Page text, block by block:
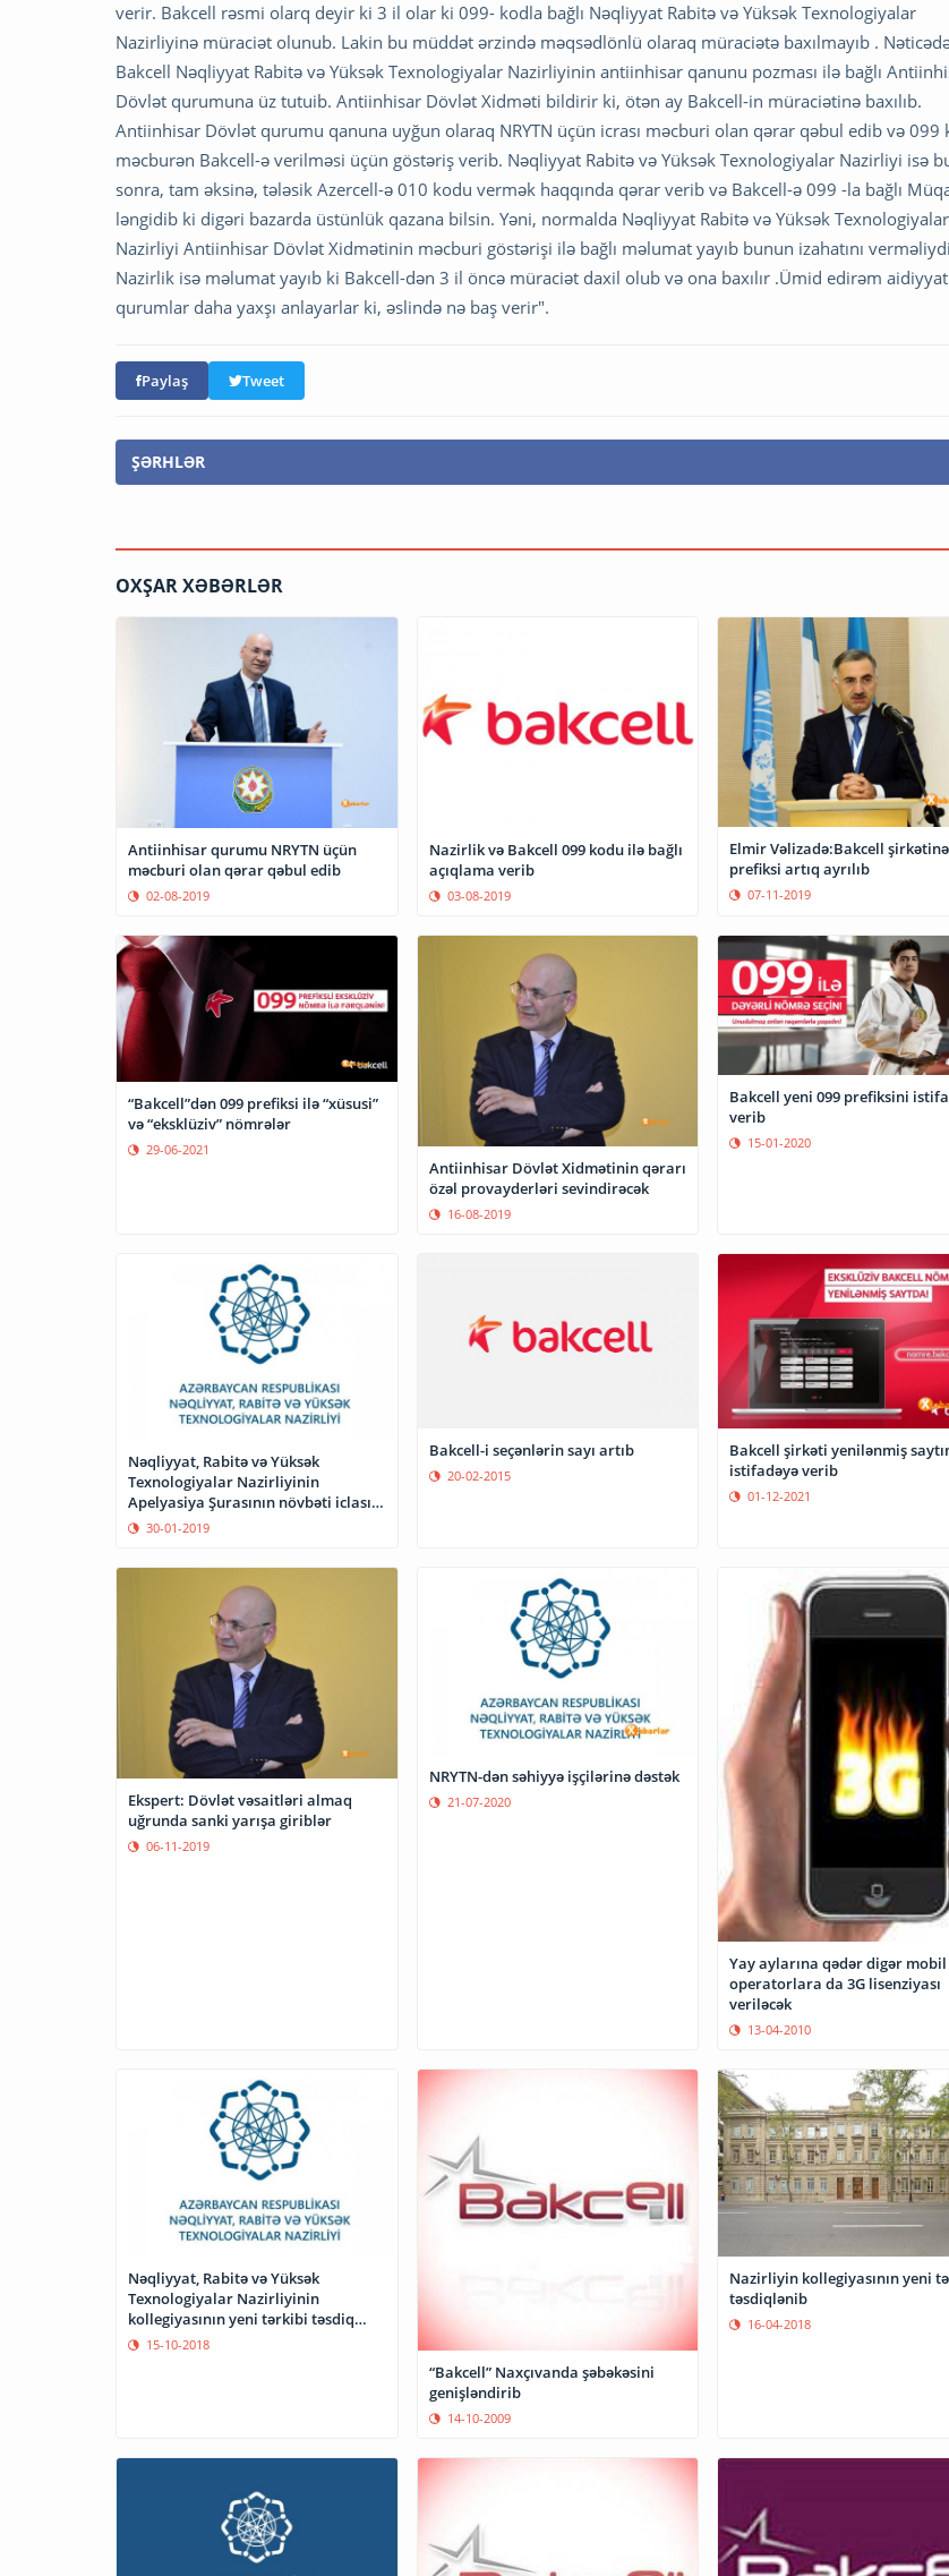
verir. Bakcell rəsmi olarq deyir ki 3 il olar ki 099- kodla bağlı Nəqliyyat Rabitə və Yüksək Texnologiyalar
Nazirliyinə müraciət olunub. Lakin bu müddət ərzində məqsədlönlü olaraq müraciətə baxılmayıb .
Bakcell Nəqliyyat Rabitə və Yüksək Texnologiyalar Nazirliyinin antiinhisar qanunu pozması ilə bağlı
Dövlət qurumuna üz tutuib. Antiinhisar Dövlət Xidməti bildirir ki, ötən ay Bakcell-in müraciətinə baxılıb.
Antiinhisar Dövlət qurumu qanuna uyğun olaraq NRYTN üçün icrası məcburi olan qərar qəbul edib və 099
məcburən Bakcell-ə verilməsi üçün göstəriş verib. Nəqliyyat Rabitə və Yüksək Texnologiyalar Nazirliyi isə
sonra, tam əksinə, tələsik Azercell-ə 010 kodu vermək haqqında qərar verib və Bakcell-ə 099 -la bağlı
ləngidib ki digəri bazarda üstünlük qazana bilsin. Yəni, normalda Nəqliyyat Rabitə və Yüksək Texnologiyalar
Nazirliyi Antiinhisar Dövlət Xidmətinin məcburi göstərişi ilə bağlı məlumat yayıb bunun izahatını
Nazirlik isə məlumat yayıb ki Bakcell-dən 3 il öncə müraciət daxil olub və ona baxılır .Ümid edirəm
qurumlar daha yaxşı anlayarlar ki, əslində nə baş verir".
Paylaş Tweet
ŞƏRHLƏR
OXŞAR XƏBƏRLƏR
Antiinhisar qurumu NRYTN üçün
məcburi olan qərar qəbul edib
02-08-2019
Nazirlik və Bakcell 099 kodu ilə bağlı
açıqlama verib
03-08-2019
Elmir Vəlizadə:Bakcell
prefiksi artıq ayrılıb
07-11-2019
“Bakcell”dən 099 prefiksi ilə “xüsusi”
və “eksklüziv” nömrələr
29-06-2021
Antiinhisar Dövlət Xidmətinin qərarı
özəl provayderləri sevindirəcək
16-08-2019
Bakcell yeni 099 prefiksini
verib
15-01-2020
Nəqliyyat, Rabitə və Yüksək
Texnologiyalar Nazirliyinin
Apelyasiya Şurasının növbəti iclası
keçirilib
30-01-2019
Bakcell-i seçənlərin sayı artıb
20-02-2015
Bakcell şirkəti yenilənmiş
istifadəyə verib
01-12-2021
Ekspert: Dövlət vəsaitləri almaq
uğrunda sanki yarışa giriblər
06-11-2019
NRYTN-dən səhiyyə işçilərinə dəstək
21-07-2020
Yay aylarına qədər digər mobil
operatorlara da 3G lisenziyası
veriləcək
13-04-2010
Nəqliyyat, Rabitə və Yüksək
Texnologiyalar Nazirliyinin
kollegiyasının yeni tərkibi təsdiq
edilib15-10-2018
“Bakcell” Naxçıvanda şəbəkəsini
genişləndirib
14-10-2009
Nazirliyin kollegiyasının yeni
təsdiqlənib
16-04-2018